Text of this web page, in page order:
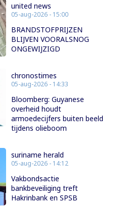
united news
05-aug-2026 - 15:00
BRANDSTOFPRIJZEN
BLIJVEN VOORALSNOG
ONGEWIJZIGD
chronostimes
05-aug-2026 - 14:33
Bloomberg: Guyanese
overheid houdt
armoedecijfers buiten beeld
tijdens olieboom
suriname herald
05-aug-2026 - 14:12
Vakbondsactie
bankbeveiliging treft
Hakrinbank en SPSB